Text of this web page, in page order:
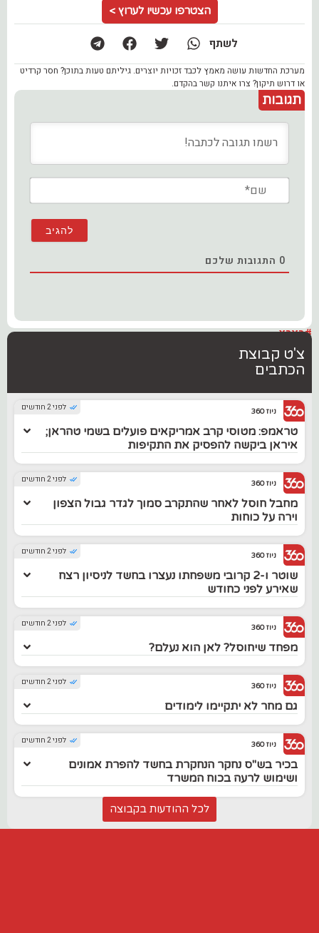
הצטרפו עכשיו לערוץ >
לשתף
מערכת החדשות עושה מאמץ לכבד זכויות יוצרים. גיליתם טעות בתוכן? חסר קרדיט
או דרוש תיקון? צרו איתנו קשר בהקדם.
תגובות
0 התגובות שלכם
#בארץ
צ'ט קבוצת
הכתבים
לפני 2 חודשים ניוז 360
טראמפ: מטוסי קרב אמריקאים פועלים בשמי טהראן;
איראן ביקשה להפסיק את התקיפות
לפני 2 חודשים ניוז 360
מחבל חוסל לאחר שהתקרב סמוך לגדר גבול הצפון
וירה על כוחות
לפני 2 חודשים ניוז 360
שוטר ו-2 קרובי משפחתו נעצרו בחשד לניסיון רצח
שאירע לפני כחודש
לפני 2 חודשים ניוז 360
מפחד שיחוסל? לאן הוא נעלם?
לפני 2 חודשים ניוז 360
גם מחר לא יתקיימו לימודים
לפני 2 חודשים ניוז 360
בכיר בש"ס נחקר הנחקרת בחשד להפרת אמונים
ושימוש לרעה בכוח המשרד
לכל ההודעות בקבוצה